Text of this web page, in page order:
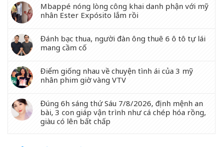
Mbappé nóng lòng công khai danh phận với mỹ
nhân Ester Expósito lắm rồi
Đánh bạc thua, người đàn ông thuê 6 ô tô tự lái
mang cầm cố
Điểm giống nhau về chuyện tình ái của 3 mỹ
nhân phim giờ vàng VTV
Đúng 6h sáng thứ Sáu 7/8/2026, định mệnh an
bài, 3 con giáp vận trình như cá chép hóa rồng,
giàu có lên bất chấp